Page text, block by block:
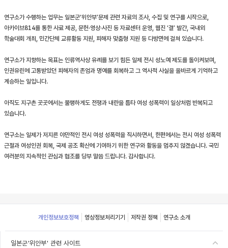
연구소가 수행하는 업무는 일본군‘위안부’문제 관련 자료의 조사, 수집 및 연구를 시작으로,
아카이브814를 통한 사료 제공, 문헌·영상·사진 등 자료센터 운영, 웹진 ‘결’ 발간, 국내외
학술대회 개최, 민간단체 교류활동 지원, 피해자 맞춤형 지원 등 다방면에 걸쳐 있습니다.
연구소가 지향하는 목표는 인류역사상 유례를 보기 힘든 일제 전시 성노예 제도를 돌이켜보며,
인권유린에 고통받았던 피해자의 존엄과 명예를 회복하고 그 역사적 사실을 올바르게 기억하고
계승하는 일입니다.
아직도 지구촌 곳곳에서는 불행하게도 전쟁과 내란을 틈타 여성 성폭력이 일상처럼 반복되고
있습니다.
연구소는 일제가 저지른 야만적인 전시 여성 성폭력을 직시하면서, 한편에서는 전시 여성 성폭력
근절과 여성인권 회복, 국제 공조 확산에 기여하기 위한 연구와 활동을 멈추지 않겠습니다. 국민
여러분의 지속적인 관심과 협조를 당부 말씀 드립니다. 감사합니다.
Footer
개인정보보호정책 영상정보처리기기 저작권 정책 연구소 소개
일본군'위안부' 관련 사이트